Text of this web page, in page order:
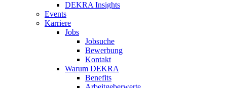
DEKRA Insights
Events
Karriere
Jobs
Jobsuche
Bewerbung
Kontakt
Warum DEKRA
Benefits